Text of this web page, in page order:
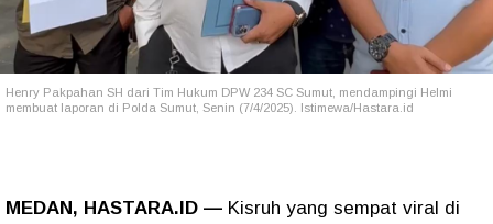
Henry Pakpahan SH dari Tim Hukum DPW 234 SC Sumut, mendampingi Helmi
membuat laporan di Polda Sumut, Senin (7/4/2025). Istimewa/Hastara.id
MEDAN, HASTARA.ID — Kisruh yang sempat viral di